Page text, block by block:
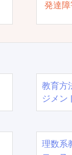
発達
教育方
ジメン
理数系